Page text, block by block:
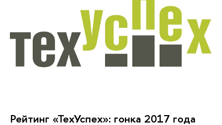
Рейтинг «ТехУспех»: гонка 2017 года